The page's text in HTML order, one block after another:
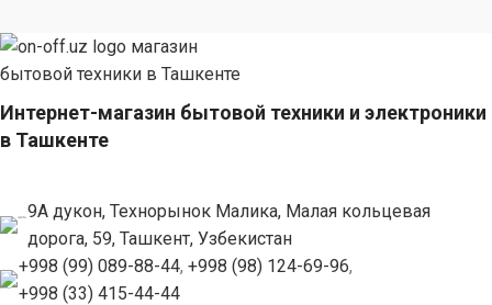
Интернет-магазин бытовой техники и электроники
в Ташкенте
9А дукон, Технорынок Малика, Малая кольцевая
дорога, 59, Ташкент, Узбекистан
+998 (99) 089-88-44, +998 (98) 124-69-96,
+998 (33) 415-44-44